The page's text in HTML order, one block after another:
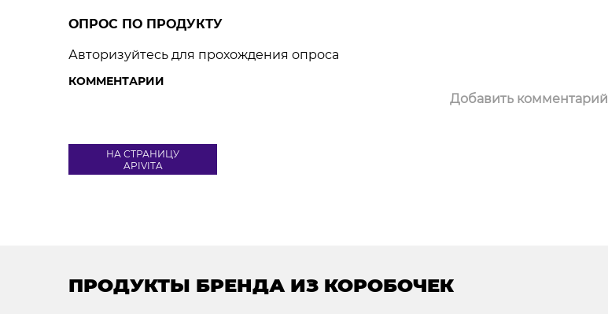
ОПРОС ПО ПРОДУКТУ
Авторизуйтесь для прохождения опроса
КОММЕНТАРИИ
Добавить комментарий
НА СТРАНИЦУ
APIVITA
ПРОДУКТЫ БРЕНДА ИЗ КОРОБОЧЕК